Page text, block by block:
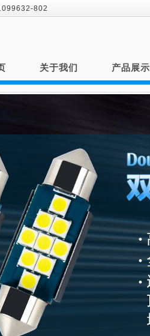
802
关于我们 产品展示